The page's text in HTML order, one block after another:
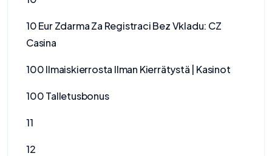
10 Eur Zdarma Za Registraci Bez Vkladu: CZ
Casina
100 Ilmaiskierrosta Ilman Kierrätystä | Kasinot
100 Talletusbonus
11
12